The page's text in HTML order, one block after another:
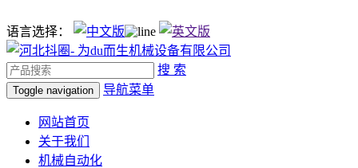
语言选择：
搜 索
Toggle navigation 导航菜单
网站首页
关于我们
机械自动化